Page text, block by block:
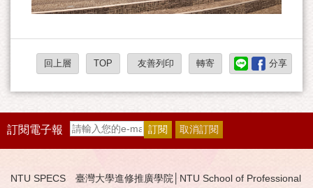
回上層 TOP 友善列印 轉寄 分享
訂閱電子報
NTU SPECS 臺灣大學進修推廣學院│NTU School of Professional